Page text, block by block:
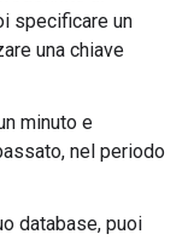
specificare un
una chiave
minuto e
nel periodo
database, puoi